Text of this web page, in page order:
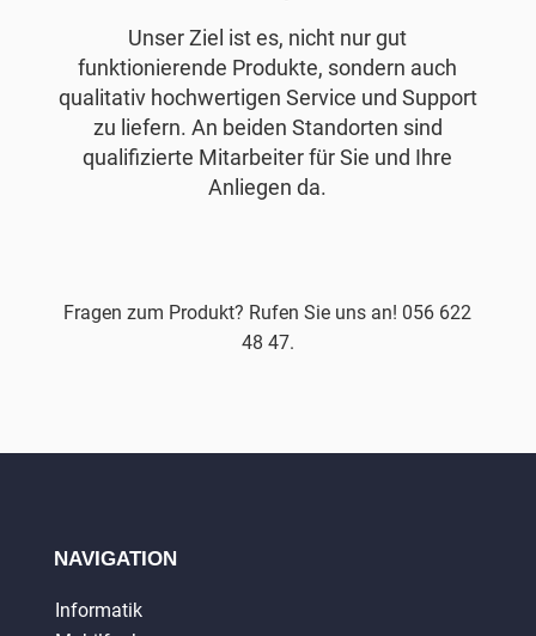
Unser Ziel ist es, nicht nur gut
funktionierende Produkte, sondern auch
qualitativ hochwertigen Service und Support
zu liefern. An beiden Standorten sind
qualifizierte Mitarbeiter für Sie und Ihre
Anliegen da.
Fragen zum Produkt? Rufen Sie uns an! 056 622
48 47.
NAVIGATION
Informatik